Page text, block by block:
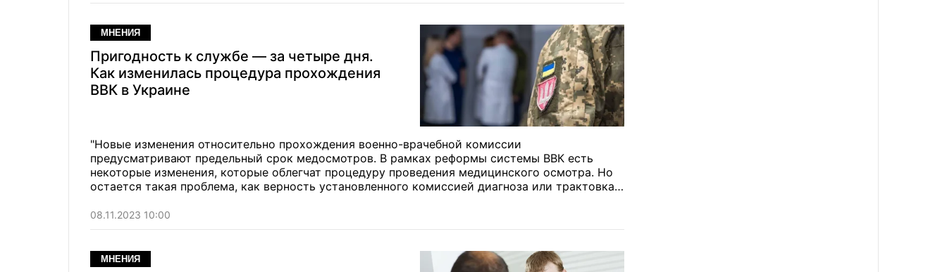
МНЕНИЯ
Пригодность к службе — за четыре дня.
Как изменилась процедура прохождения
ВВК в Украине
"Новые изменения относительно прохождения военно-врачебной комиссии
предусматривают предельный срок медосмотров. В рамках реформы системы ВВК есть
некоторые изменения, которые облегчат процедуру проведения медицинского осмотра. Но
остается такая проблема, как верность установленного комиссией диагноза или трактовка
08.11.2023 10:00
МНЕНИЯ